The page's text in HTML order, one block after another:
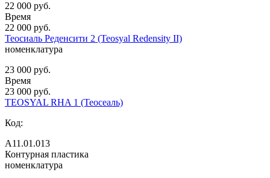
22 000 руб.
Время
22 000 руб.
Теосиаль Реденсити 2 (Teosyal Redensity II)
номенклатура
23 000 руб.
Время
23 000 руб.
TEOSYAL RHA 1 (Теосеаль)
Код:
А11.01.013
Контурная пластика
номенклатура